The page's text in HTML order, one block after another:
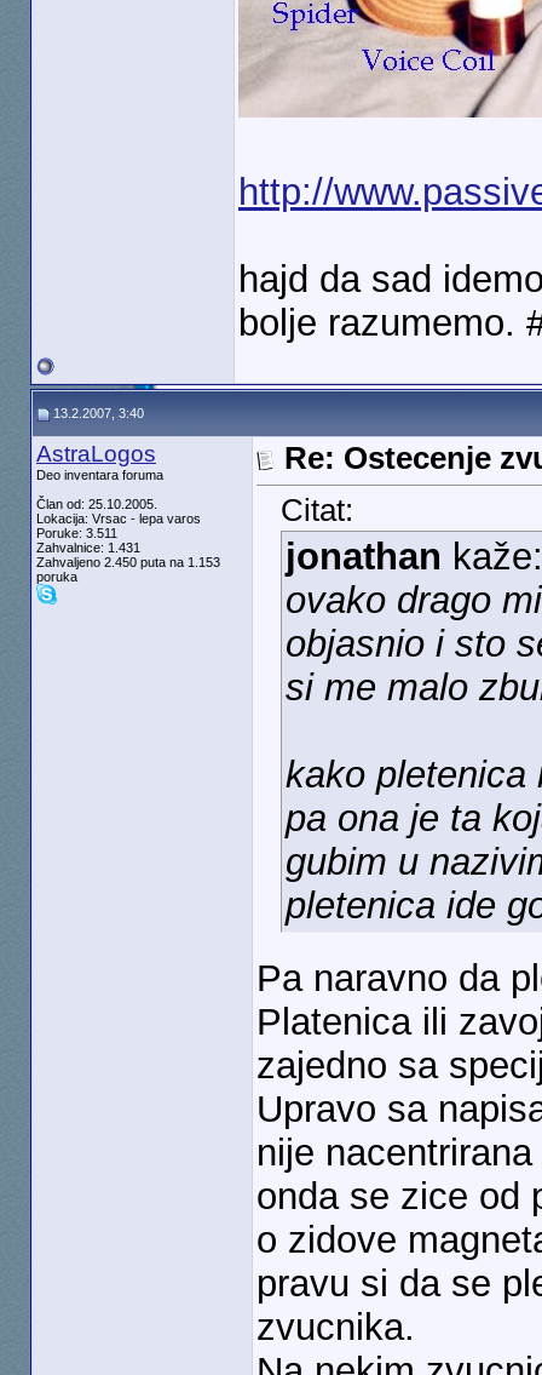
http://
hajd da sad
bolje razumemo.
13.2.2007, 3:40
AstraLogos
Deo inventara foruma
Član od: 25.10.2005.
Lokacija: Vrsac - lepa varos
Poruke: 3.511
Zahvalnice: 1.431
Zahvaljeno 2.450 puta na 1.153
poruka
Re: Ostecenje
Citat:
jonathan kaže:
ovako drago
objasnio i sto
si me malo
kako
pa ona je ta
gubim u
pletenica ide
Pa naravno da
Platenica ili
zajedno sa
Upravo sa
nije
onda se zice od
o zidove
pravu si da se
zvucnika.